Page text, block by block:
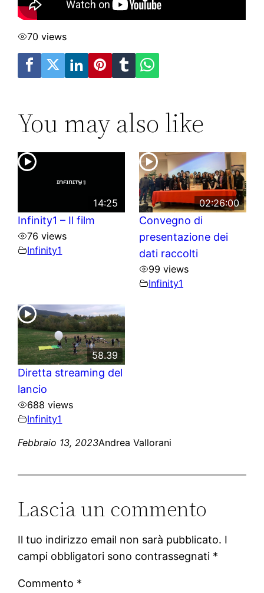
70 views
You may also like
14:25
Infinity1 – Il film
76 views
Infinity1
02:26:00
Convegno di
presentazione dei
dati raccolti
99 views
Infinity1
58.39
Diretta streaming del
lancio
688 views
Infinity1
Febbraio 13, 2023Andrea Vallorani
Lascia un commento
Il tuo indirizzo email non sarà pubblicato. I
campi obbligatori sono contrassegnati *
Commento *